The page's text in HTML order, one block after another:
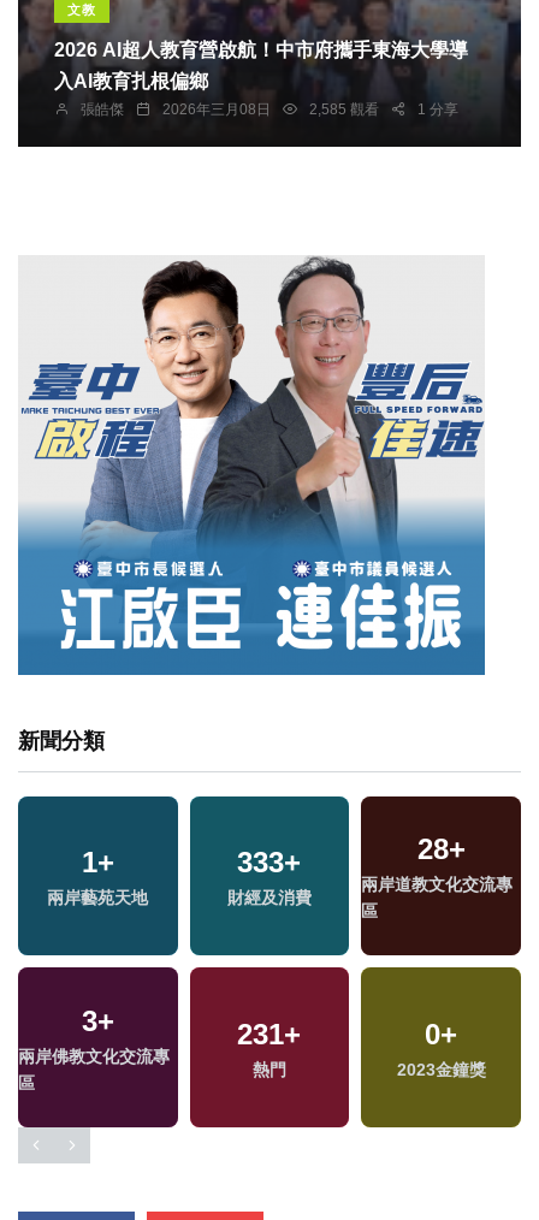
文教
2026 AI超人教育營啟航！中市府攜手東海大學導
入AI教育扎根偏鄉
張皓傑 2026年三月08日 2,585 觀看 1 分享
新聞分類
1+
兩岸藝苑天地
333+
財經及消費
28+
兩岸道教文化交流專
區
3+
兩岸佛教文化交流專
區
231+
熱門
0+
2023金鐘獎